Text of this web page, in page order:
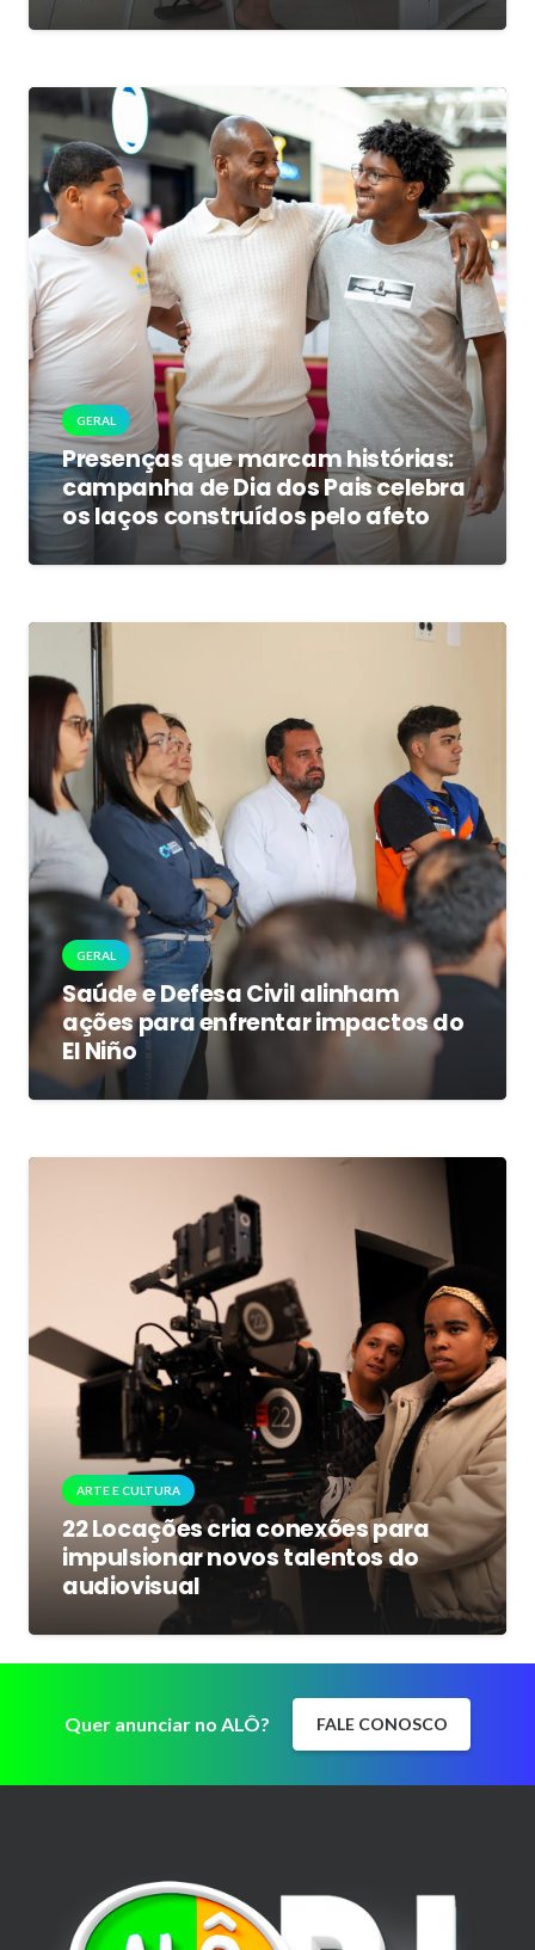
GERAL
Presenças que marcam histórias:
campanha de Dia dos Pais celebra
os laços construídos pelo afeto
GERAL
Saúde e Defesa Civil alinham
ações para enfrentar impactos do
El Niño
ARTE E CULTURA
22 Locações cria conexões para
impulsionar novos talentos do
audiovisual
Quer anunciar no ALÔ? FALE CONOSCO